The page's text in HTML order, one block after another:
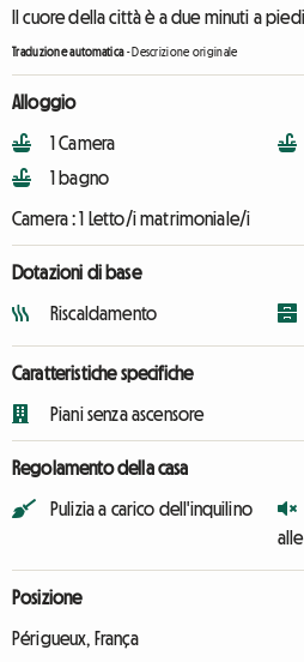
Il cuore della città è a due minuti a piedi
Traduzione automatica-Descrizione originale
Alloggio
1 Camera
1 bagno
Camera :1 Letto/i matrimoniale/i
Dotazioni di base
Riscaldamento
Caratteristiche specifiche
Piani senza ascensore
Regolamento della casa
Pulizia a carico dell'inquilino
Posizione
Périgueux, França